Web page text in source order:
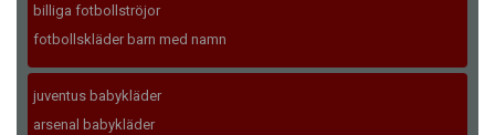
billiga fotbollströjor
fotbollskläder barn med namn
juventus babykläder
arsenal babykläder